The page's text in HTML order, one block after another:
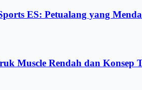
ES: Petualang yang
Muscle Rendah dan Konsep